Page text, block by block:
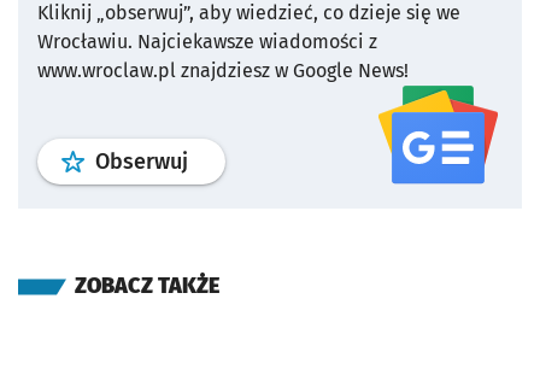
Kliknij „obserwuj”, aby wiedzieć, co dzieje się we
Wrocławiu. Najciekawsze wiadomości z
www.wroclaw.pl znajdziesz w Google News!
Obserwuj profil serwisu
ZOBACZ TAKŻE